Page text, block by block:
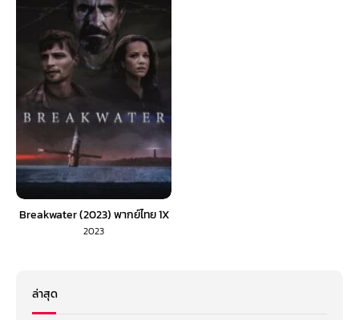
Breakwater (2023) พากย์ไทย 1X
2023
ล่าสุด